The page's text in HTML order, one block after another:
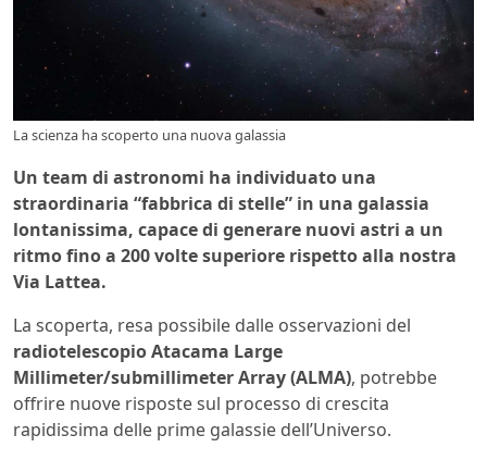
La scienza ha scoperto una nuova galassia
Un team di astronomi ha individuato una
straordinaria “fabbrica di stelle” in una galassia
lontanissima, capace di generare nuovi astri a un
ritmo fino a 200 volte superiore rispetto alla nostra
Via Lattea.
La scoperta, resa possibile dalle osservazioni del
radiotelescopio Atacama Large
Millimeter/submillimeterArray (ALMA), potrebbe
offrire nuove risposte sul processo di crescita
rapidissima delle prime galassie dell’Universo.